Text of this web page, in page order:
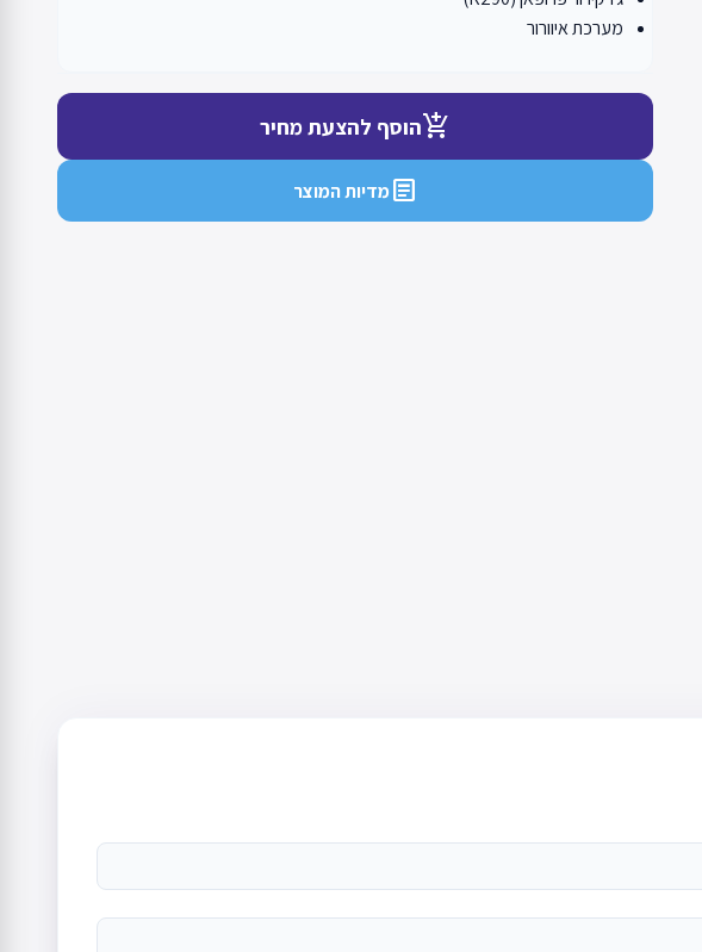
מערכת איוורור
add_shopping_cartהוסף להצעת מחיר
articleמדיות המוצר